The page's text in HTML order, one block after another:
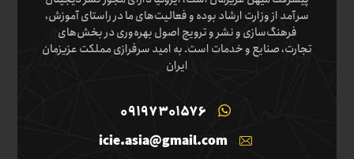
سرآمد از وزارت ارشاد بوده و فعالیت‌های ما در راستای آموزش،
فرهنگ‌سازی و نشر و ترویج اصول بهره‌وری در بخش‌های
تجارت، صنایع و خدمات است. به امید سرفرازی مملکت عزیزمان
ایران
09197301576
icie.asia@gmail.com